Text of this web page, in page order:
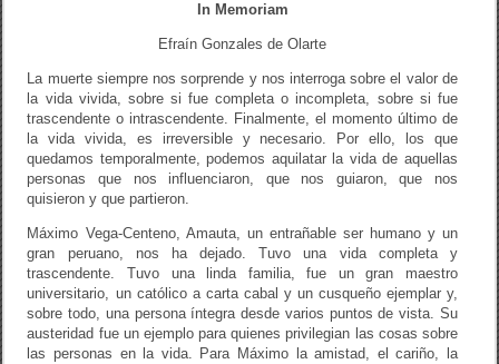
In Memoriam
Efraín Gonzales de Olarte
La muerte siempre nos sorprende y nos interroga sobre el valor de
la vida vivida, sobre si fue completa o incompleta, sobre si fue
trascendente o intrascendente. Finalmente, el momento último de
la vida vivida, es irreversible y necesario. Por ello, los que
quedamos temporalmente, podemos aquilatar la vida de aquellas
personas que nos influenciaron, que nos guiaron, que nos
quisieron y que partieron.
Máximo Vega-Centeno, Amauta, un entrañable ser humano y un
gran peruano, nos ha dejado. Tuvo una vida completa y
trascendente. Tuvo una linda familia, fue un gran maestro
universitario, un católico a carta cabal y un cusqueño ejemplar y,
sobre todo, una persona íntegra desde varios puntos de vista. Su
austeridad fue un ejemplo para quienes privilegian las cosas sobre
las personas en la vida. Para Máximo la amistad, el cariño, la